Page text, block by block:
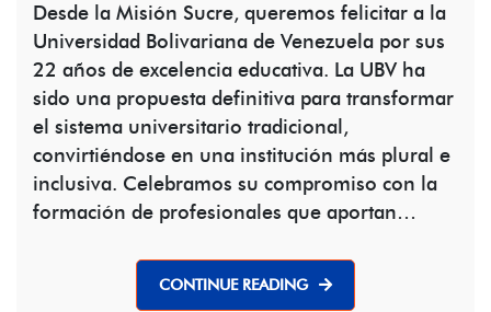
Desde la Misión Sucre, queremos felicitar a la
Universidad Bolivariana de Venezuela por sus
22 años de excelencia educativa. La UBV ha
sido una propuesta definitiva para transformar
el sistema universitario tradicional,
convirtiéndose en una institución más plural e
inclusiva. Celebramos su compromiso con la
formación de profesionales que aportan…
CONTINUE READING